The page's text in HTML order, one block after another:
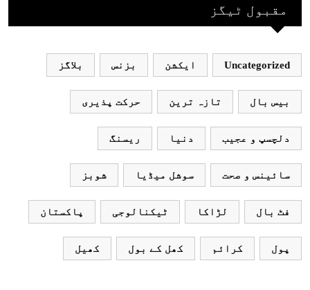
بھارتی ٹیم پاکستانمقبول ٹیگز
Uncategorized ایکشن بزنس بلاگز
بیس بال تازہ ترین حرکت پذیری
دلچسپ و عجیب دنیا ریسنگ
سائینس و صحت سوشل میڈیا شوبز
فٹ بال لڑاکا ٹیکنالوجی پاکستان
پول کرائم کھل کے بول کھیل